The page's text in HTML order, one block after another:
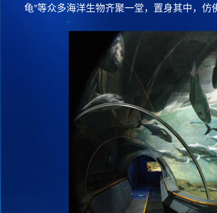
龟”等众多海洋生物齐聚一堂，置身其中，仿